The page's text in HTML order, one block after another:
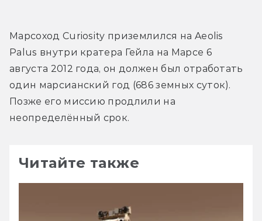
Марсоход Curiosity приземлился на Aeolis
Palus внутри кратера Гейла на Марсе 6
августа 2012 года, он должен был отработать
один марсианский год (686 земных суток).
Позже его миссию продлили на
неопределённый срок.
Читайте также